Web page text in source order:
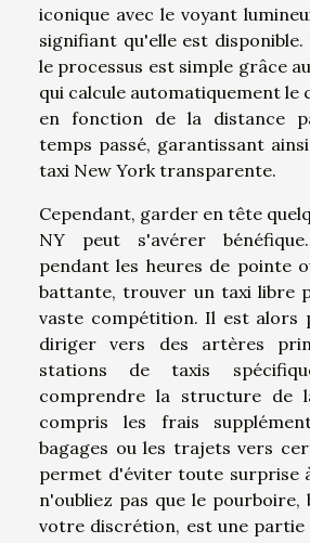
iconique avec le voyant
signifiant qu'elle est
le processus est simple grâce
qui calcule automatiquement le
en fonction de la distance
temps passé, garantissant
taxi New York transparente.
Cependant, garder en tête
NY peut s'avérer
pendant les heures de pointe
battante, trouver un taxi libre
vaste compétition. Il est alors
diriger vers des artères
stations de taxis
comprendre la structure de
compris les frais
bagages ou les trajets vers
permet d'éviter toute surprise
n'oubliez pas que le pourboire,
votre discrétion, est une